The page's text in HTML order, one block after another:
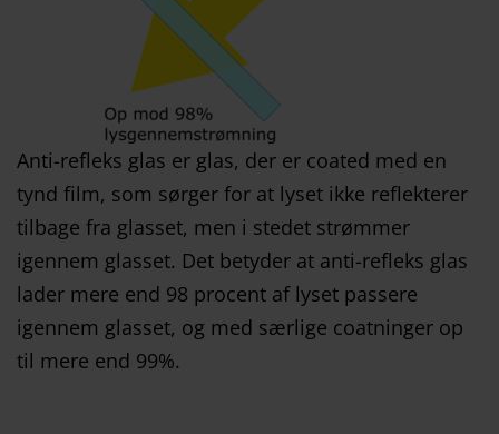
Anti-refleks glas er glas, der er coated med en
tynd film, som sørger for at lyset ikke reflekterer
tilbage fra glasset, men i stedet strømmer
igennem glasset. Det betyder at anti-refleks glas
lader mere end 98 procent af lyset passere
igennem glasset, og med særlige coatninger op
til mere end 99%.